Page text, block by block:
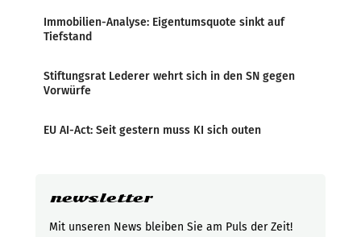
Immobilien-Analyse: Eigentumsquote sinkt auf
Tiefstand
Stiftungsrat Lederer wehrt sich in den SN gegen
Vorwürfe
EU AI-Act: Seit gestern muss KI sich outen
newsletter
Mit unseren News bleiben Sie am Puls der Zeit!